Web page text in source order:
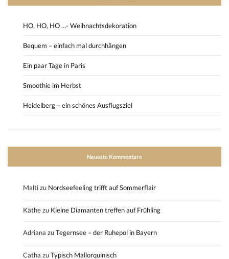
HO, HO, HO …- Weihnachtsdekoration
Bequem – einfach mal durchhängen
Ein paar Tage in Paris
Smoothie im Herbst
Heidelberg – ein schönes Ausflugsziel
Neueste Kommentare
Maltizu Nordseefeeling trifft auf Sommerflair
Käthezu Kleine Diamanten treffen auf Frühling
Adriana zuTegernsee – der Ruhepol in Bayern
Catha zuTypisch Mallorquinisch